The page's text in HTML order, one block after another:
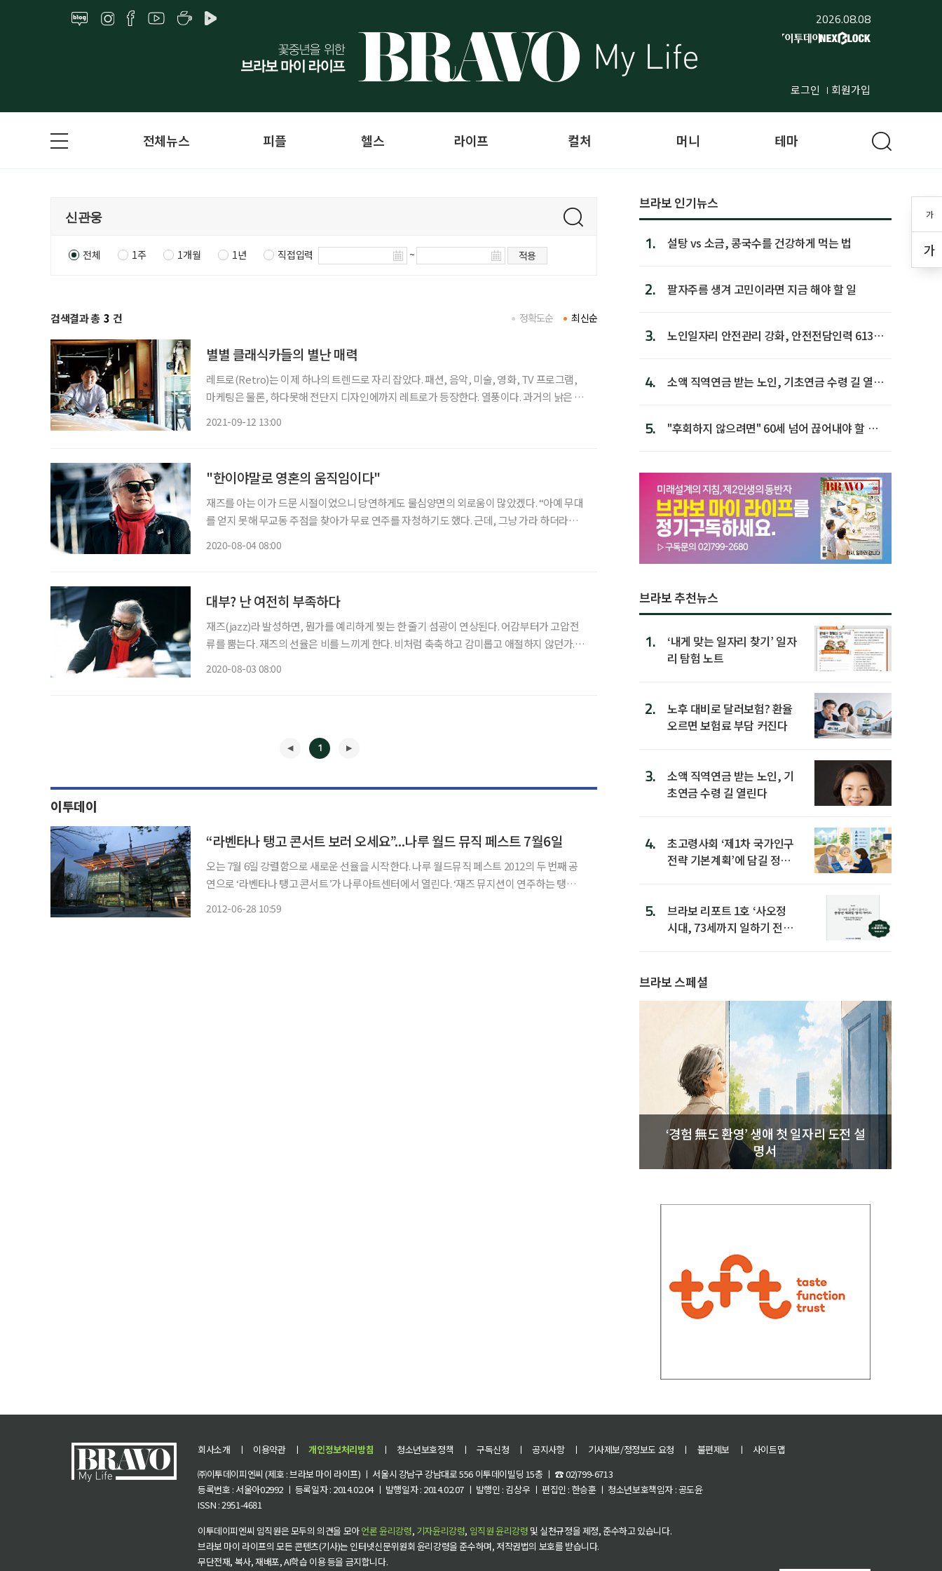
2026.08.08
로그인 회원가입
가
가
전체뉴스 피플 헬스 라이프 컬처 머니 테마
전체 1주 1개월 1년 직접입력 ~ 적용
검색결과 총 3 건 최신순
정확도순
별별 클래식카들의 별난 매력
레트로(Retro)는 이제 하나의 트렌드로 자리 잡았다. 패션, 음악, 미술, 영화, TV 프로그램,
마케팅은 물론, 하다못해 전단지 디자인에까지 레트로가 등장한다. 열풍이다. 과거의 낡은 것
2021-09-12 13:00
"한이야말로 영혼의 움직임이다"
재즈를 아는 이가 드문 시절이었으니 당연하게도 물심양면의 외로움이 많았겠다. “아예 무대
를 얻지 못해 무교동 주점을 찾아가 무료 연주를 자청하기도 했다. 근데, 그냥 가라 하더라고.
2020-08-04 08:00
대부? 난 여전히 부족하다
재즈(jazz)라 발성하면, 뭔가를 예리하게 찢는 한 줄기 섬광이 연상된다. 어감부터가 고압전
류를 뿜는다. 재즈의 선율은 비를 느끼게 한다. 비처럼 축축하고 감미롭고 애절하지 않던가. 어
2020-08-03 08:00
1
이투데이
“라벤타나 탱고 콘서트 보러 오세요”...나루 월드 뮤직 페스트 7월6일
오는 7월 6일 강렬함으로 새로운 선율을 시작한다. 나루 월드뮤직 페스트 2012의 두 번째 공
연으로 ‘라벤타나 탱고 콘서트’가 나루아트센터에서 열린다. ‘재즈 뮤지션이 연주하는 탱
2012-06-28 10:59
브라보 인기뉴스
1. 설탕 vs 소금, 콩국수를 건강하게 먹는 법
2. 팔자주름 생겨 고민이라면 지금 해야 할 일
3.
노인일자리 안전관리 강화, 안전전담인력 613명
4.
소액 직역연금 받는 노인, 기초연금 수령 길 열린
5.
"후회하지 않으려면" 60세 넘어 끊어내야 할 사
브라보 추천뉴스
1.
‘내게 맞는 일자리 찾기’ 일자
리 탐험 노트
2.
노후 대비로 달러보험? 환율
오르면 보험료 부담 커진다
3.
소액 직역연금 받는 노인, 기
초연금 수령 길 열린다
4.
초고령사회 ‘제1차 국가인구
전략 기본계획’에 담길 정책
5.
브라보 리포트 1호 ‘사오정
시대, 73세까지 일하기 전략’
브라보 스페셜
‘경험 無도 환영’ 생애 첫 일자리 도전 설
명서
회사소개 ㅣ 이용약관 ㅣ 개인정보처리방침 ㅣ 청소년보호정책 ㅣ 구독신청 ㅣ 공지사항 ㅣ 기사제보/정정보도 요청 ㅣ 불편제보 ㅣ
사이트맵
㈜이투데이피엔씨 (제호 : 브라보 마이 라이프) ㅣ 서울시 강남구 강남대로 556 이투데이빌딩 15층 ㅣ ☎ 02)799-6713
등록번호 : 서울아02992 ㅣ 등록일자 : 2014.02.04 ㅣ 발행일자 : 2014.02.07 ㅣ 발행인 : 김상우 ㅣ 편집인 : 한승훈 ㅣ 청소년보호책임자 : 공도윤
ISSN : 2951-4681
이투데이피엔씨 임직원은 모두의 의견을 모아언론 윤리강령, 기자윤리강령, 임직원 윤리강령 및 실천규정을 제정, 준수하고 있습니다.
브라보 마이 라이프의 모든 콘텐츠(기사)는 인터넷신문위원회 윤리강령을 준수하며, 저작권법의 보호를 받습니다.
무단전재, 복사, 재배포, AI학습 이용 등을 금지합니다.